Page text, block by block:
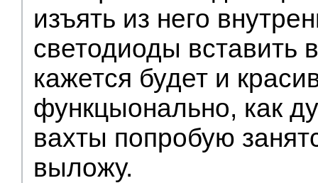
изъять из него
светодиоды вставить
кажется будет и
функцыонально, как
вахты попробую
выложу.